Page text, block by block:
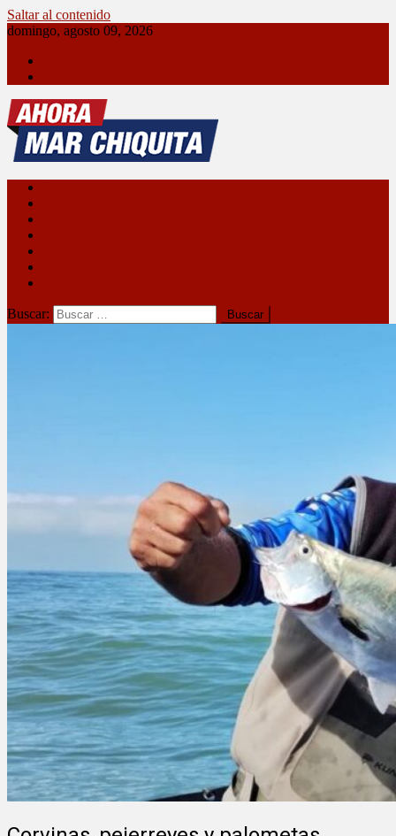
Saltar al contenido
domingo, agosto 09, 2026
Ahora Mar Chiquita
Buscar: